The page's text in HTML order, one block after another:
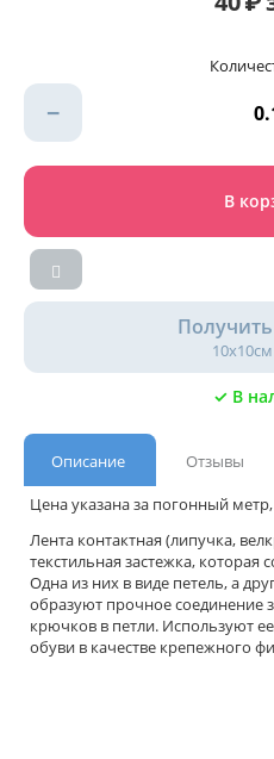
−
В
✓ В
Описание
Отзывы
Цена указана за погонный
Лента контактная (липучка,
текстильная застежка, которая
Одна из них в виде петель, а
образуют прочное соединение
крючков в петли. Используют
обуви в качестве крепежного